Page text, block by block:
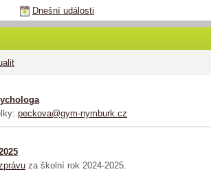
Dnešní události
peckova@gym-nymburk.cz
za školní rok 2024-2025.